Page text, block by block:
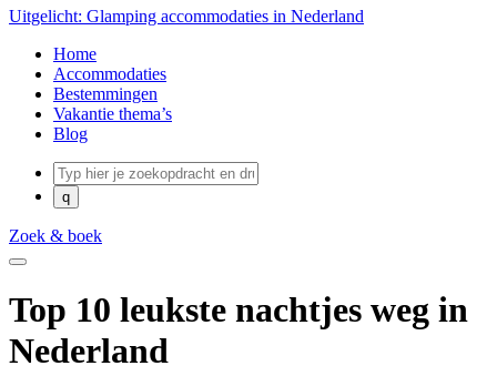
Uitgelicht: Glamping accommodaties in Nederland
Home
Accommodaties
Bestemmingen
Vakantie thema’s
Blog
Zoek & boek
Top 10 leukste nachtjes weg in
Nederland